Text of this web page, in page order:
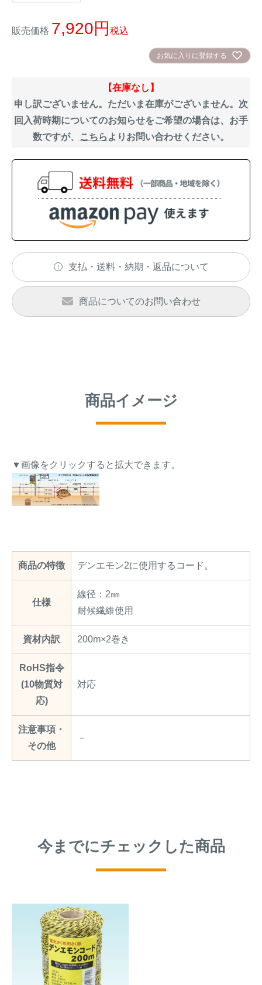
販売価格 7,920 税込
お気に入りに登録する
【在庫なし】
申し訳ございません。ただいま在庫がございません。次
回入荷時期についてのお知らせをご希望の場合は、お手
数ですが、
こちら よりお問い合わせください。
支払・送料・納期・返品について
商品についてのお問い合わせ
商品イメージ
▼画像をクリックすると拡大できます。
商品の特徴 デンエモン2に使用するコード。
仕様
線径：2㎜
耐候繊維使用
資材内訳 200m×2巻き
RoHS指令
(10物質対
応)
対応
注意事項・
その他
－
今までにチェックした商品
アライグマ対策
ハクビシン対策
アナグマ対策
ヌートリア対策
鳥・カラス対策
ブラックバス・
閉じる